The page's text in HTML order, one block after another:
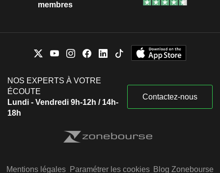
membres
NOS EXPERTS À VOTRE
ÉCOUTE
Lundi - Vendredi 9h-12h / 14h-
18h
Contactez-nous
Mentions légales Paramétrer les cookies Blog Zonebourse